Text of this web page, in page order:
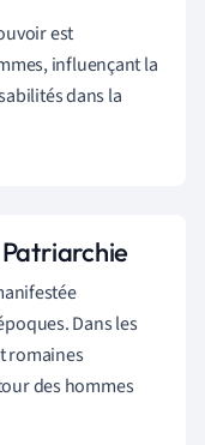
est
influençant la
dans la
Dans les
romaines
des hommes